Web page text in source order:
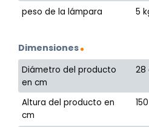
peso de la lámpara
5
Dimensiones
Diámetro del producto
en cm
28
Altura del producto en
cm